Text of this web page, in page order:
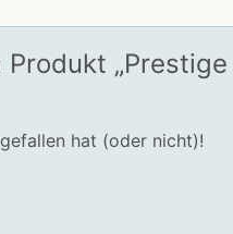
„Prestige
hat (oder nicht)!